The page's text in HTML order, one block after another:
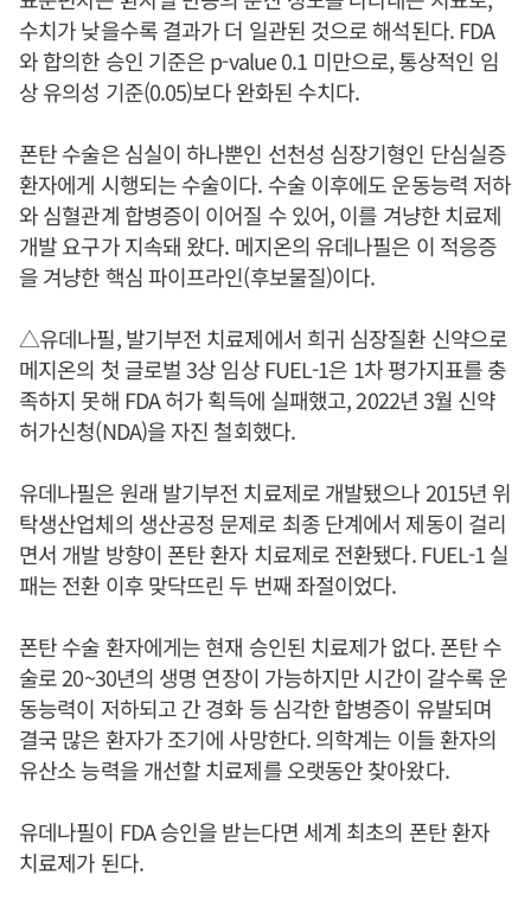
수치가 낮을수록 결과가 더 일관된 것으로 해석된다. FDA
와 합의한 승인 기준은 p-value 0.1 미만으로, 통상적인 임
상 유의성 기준(0.05)보다 완화된 수치다.
폰탄 수술은 심실이 하나뿐인 선천성 심장기형인 단심실증
환자에게 시행되는 수술이다. 수술 이후에도 운동능력 저하
와 심혈관계 합병증이 이어질 수 있어, 이를 겨냥한 치료제
개발 요구가 지속돼 왔다. 메지온의 유데나필은 이 적응증
을 겨냥한 핵심 파이프라인(후보물질)이다.
△유데나필, 발기부전 치료제에서 희귀 심장질환 신약으로
메지온의 첫 글로벌 3상 임상 FUEL-1은 1차 평가지표를 충
족하지 못해 FDA 허가 획득에 실패했고, 2022년 3월 신약
허가신청(NDA)을 자진 철회했다.
유데나필은 원래 발기부전 치료제로 개발됐으나 2015년 위
탁생산업체의 생산공정 문제로 최종 단계에서 제동이 걸리
면서 개발 방향이 폰탄 환자 치료제로 전환됐다. FUEL-1 실
패는 전환 이후 맞닥뜨린 두 번째 좌절이었다.
폰탄 수술 환자에게는 현재 승인된 치료제가 없다. 폰탄 수
술로 20~30년의 생명 연장이 가능하지만 시간이 갈수록 운
동능력이 저하되고 간 경화 등 심각한 합병증이 유발되며
결국 많은 환자가 조기에 사망한다. 의학계는 이들 환자의
유산소 능력을 개선할 치료제를 오랫동안 찾아왔다.
유데나필이 FDA 승인을 받는다면 세계 최초의 폰탄 환자
치료제가 된다.